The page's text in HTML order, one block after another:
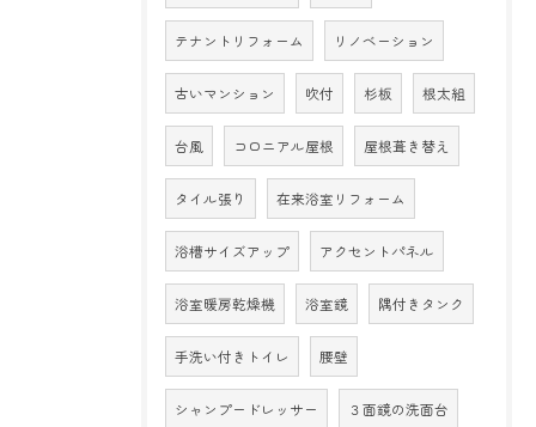
テナントリフォーム リノベーション
古いマンション 吹付 杉板 根太組
台風 コロニアル屋根 屋根葺き替え
タイル張り 在来浴室リフォーム
浴槽サイズアップ アクセントパネル
浴室暖房乾燥機 浴室鏡 隅付きタンク
手洗い付きトイレ 腰壁
シャンプードレッサー ３面鏡の洗面台